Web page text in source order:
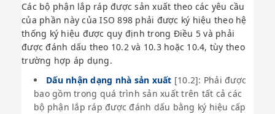
Các bộ phận lắp ráp được sản xuất theo các yêu cầu
của phần này của ISO 898 phải được ký hiệu theo hệ
thống ký hiệu được quy định trong Điều 5 và phải
được đánh dấu theo 10.2 và 10.3 hoặc 10.4, tùy theo
trường hợp áp dụng.
Dấu nhận dạng nhà sản xuất [10.2]: Phải được
bao gồm trong quá trình sản xuất trên tất cả các
bộ phận lắp ráp được đánh dấu bằng ký hiệu cấp